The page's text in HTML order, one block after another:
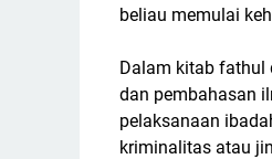
beliau memulai
Dalam kitab fathul
dan pembahasan
pelaksanaan
kriminalitas atau